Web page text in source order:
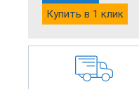
Купить в 1 клик